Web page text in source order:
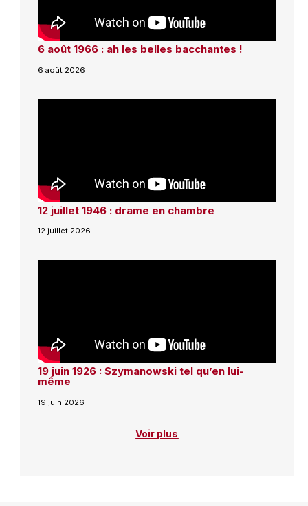
6 août 1966 : ah les belles bacchantes !
6 août 2026
12 juillet 1946 : drame en chambre
12 juillet 2026
19 juin 1926 : Szymanowski tel qu’en lui-
même
19 juin 2026
Voir plus